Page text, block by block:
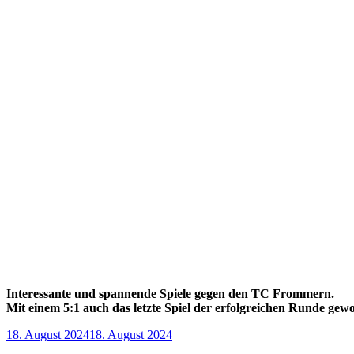
Interessante und spannende Spiele gegen den TC Frommern.
Mit einem 5:1 auch das letzte Spiel der erfolgreichen Runde
Veröffentlicht
18. August 202418. August 2024